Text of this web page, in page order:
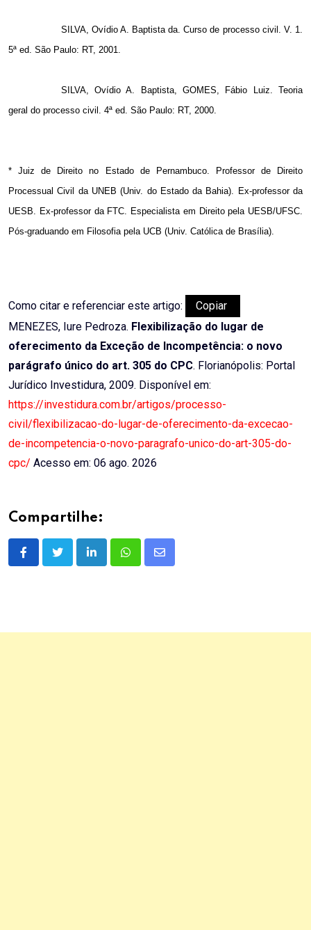
SILVA, Ovídio A. Baptista da. Curso de processo civil. V. 1.
5ª ed. São Paulo: RT, 2001.
SILVA, Ovídio A. Baptista, GOMES, Fábio Luiz. Teoria
geral do processo civil. 4ª ed. São Paulo: RT, 2000.
* Juiz de Direito no Estado de Pernambuco. Professor de Direito
Processual Civil da UNEB (Univ. do Estado da Bahia). Ex-professor da
UESB. Ex-professor da FTC. Especialista em Direito pela UESB/UFSC.
Pós-graduando em Filosofia pela UCB (Univ. Católica de Brasília).
Como citar e referenciar este artigo:
Copiar
MENEZES, Iure Pedroza. Flexibilização do lugar de
oferecimento da Exceção de Incompetência: o novo
parágrafo único do art. 305 do CPC. Florianópolis: Portal
Jurídico Investidura, 2009. Disponível em:
https://investidura.com.br/artigos/processo-
civil/flexibilizacao-do-lugar-de-oferecimento-da-excecao-
de-incompetencia-o-novo-paragrafo-unico-do-art-305-do-
cpc/ Acesso em: 06 ago. 2026
Compartilhe:
LinkedInWhatsappShare